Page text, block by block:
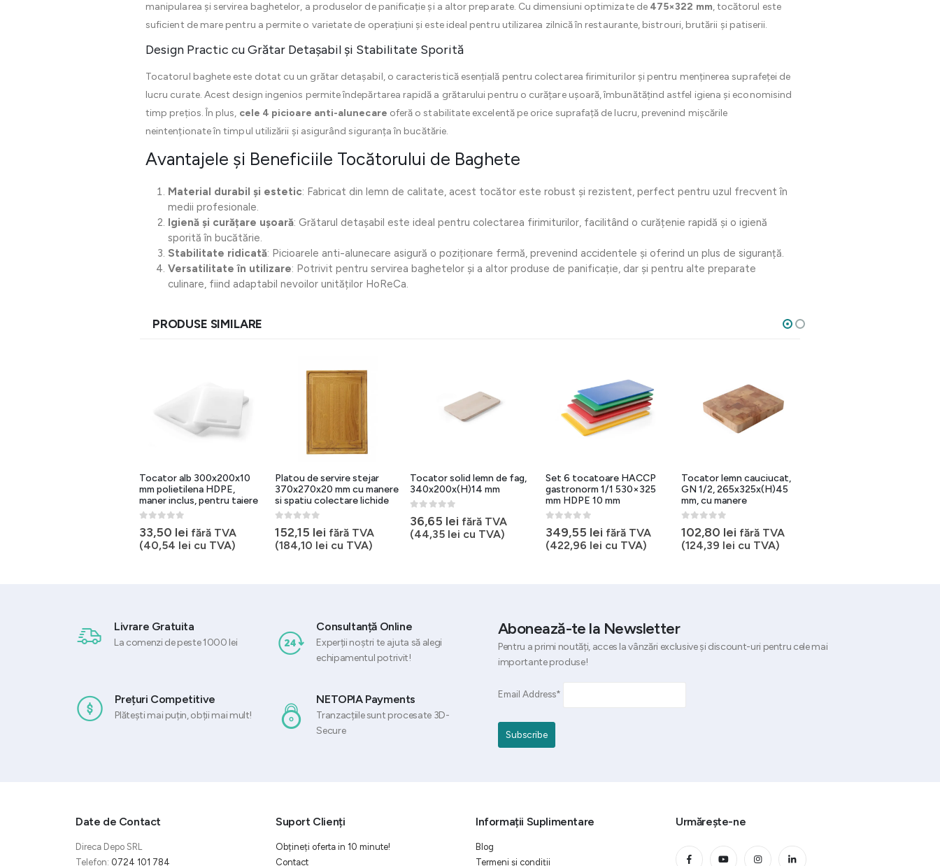
manipularea și servirea baghetelor, a produselor de panificație și a altor preparate. Cu dimensiuni optimizate de 475×322 mm, tocătorul este
suficient de mare pentru a permite o varietate de operațiuni și este ideal pentru utilizarea zilnică în restaurante, bistrouri, brutării și patiserii.
Design Practic cu Grătar Detașabil și Stabilitate Sporită
Tocatorul baghete este dotat cu un grătar detașabil, o caracteristică esențială pentru colectarea firimiturilor și pentru menținerea suprafeței de
lucru curate. Acest design ingenios permite îndepărtarea rapidă a grătarului pentru o curățare ușoară, îmbunătățind astfel igiena și economisind
timp prețios. În plus, cele 4 picioare anti-alunecare oferă o stabilitate excelentă pe orice suprafață de lucru, prevenind mișcările
neintenționate în timpul utilizării și asigurând siguranța în bucătărie.
Avantajele și Beneficiile Tocătorului de Baghete
Material durabil și estetic: Fabricat din lemn de calitate, acest tocător este robust și rezistent, perfect pentru uzul frecvent în
medii profesionale.
Igienă și curățare ușoară: Grătarul detașabil este ideal pentru colectarea firimiturilor, facilitând o curățenie rapidă și o igienă
sporită în bucătărie.
Stabilitate ridicată: Picioarele anti-alunecare asigură o poziționare fermă, prevenind accidentele și oferind un plus de siguranță.
Versatilitate în utilizare: Potrivit pentru servirea baghetelor și a altor produse de panificație, dar și pentru alte preparate
culinare, fiind adaptabil nevoilor unităților HoReCa.
PRODUSE SIMILARE
Tocator alb 300x200x10
mm polietilena HDPE,
maner inclus, pentru taiere
0out of 5
33,50 lei fără TVA
(40,54 lei cu TVA)
Platou de servire stejar
370x270x20 mm cu manere
si spatiu colectare lichide
0 out of 5
152,15 lei fără TVA
(184,10 lei cu TVA)
Tocator solid lemn de fag,
340x200x(H)14 mm
0out of 5
36,65 lei fără TVA
(44,35 lei cu TVA)
Set 6 tocatoare HACCP
gastronorm 1/1 530×325
mm HDPE 10 mm
0out of 5
349,55 lei fără TVA
(422,96 lei cu TVA)
Tocator lemn cauciucat,
GN 1/2, 265x325x(H)45
mm, cu manere
0 out of 5
102,80 lei fără TVA
(124,39 lei cu TVA)
Livrare Gratuita
La comenzi de peste 1000 lei
Consultanță Online
Experții noștri te ajuta să alegi
echipamentul potrivit!
Prețuri Competitive
Plătești mai puțin, obții mai mult!
NETOPIA Payments
Tranzacțiile sunt procesate 3D-
Secure
Abonează-te la Newsletter
Pentru a primi noutăți, acces la vânzări exclusive și discount-uri pentru cele mai
importante produse!
Email Address*
Date de Contact
Direca Depo SRL
Telefon: 0724 101 784
Suport Clienți
Obțineți oferta in 10 minute!
Contact
Informații Suplimentare
Blog
Termeni și condiții
Urmărește-ne